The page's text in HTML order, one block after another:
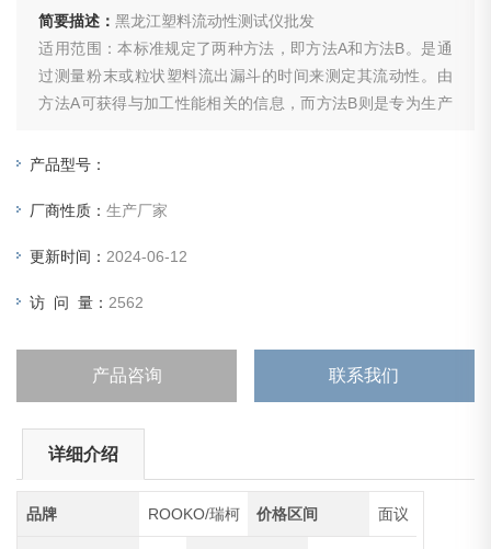
简要描述：黑龙江塑料流动性测试仪批发
适用范围：本标准规定了两种方法，即方法A和方法B。是通
过测量粉末或粒状塑料流出漏斗的时间来测定其流动性。由
方法A可获得与加工性能相关的信息，而方法B则是专为生产
产品型号：
厂商性质：生产厂家
更新时间： 2024-06-12
访 问 量： 2562
产品咨询 联系我们
详细介绍
品牌 ROOKO/瑞柯 价格区间 面议